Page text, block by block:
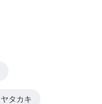
ヤタカキ